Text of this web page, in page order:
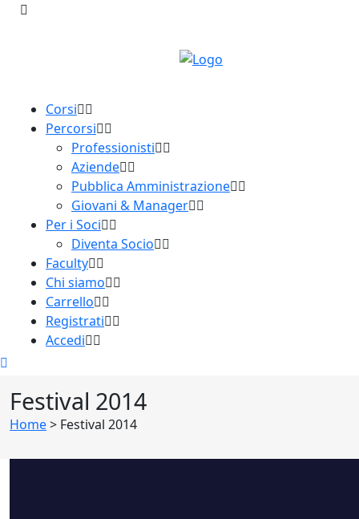
Corsi
Percorsi
Professionisti
Aziende
Pubblica Amministrazione
Giovani & Manager
Per i Soci
Diventa Socio
Faculty
Chi siamo
Carrello
Registrati
Accedi
Festival 2014
Home> Festival 2014